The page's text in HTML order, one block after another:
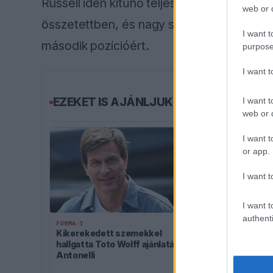
web or
I want
I want
I want
web or
I want
or app.
I want
I want
összetettben, és nagy szerepe van
második pozícióért.
EZEKET IS AJÁNLJUK
FORMA-1
Kikerekedett szemekkel
hallgatta Toto Wolff ajánlatát
Antonelli
beszélhet a